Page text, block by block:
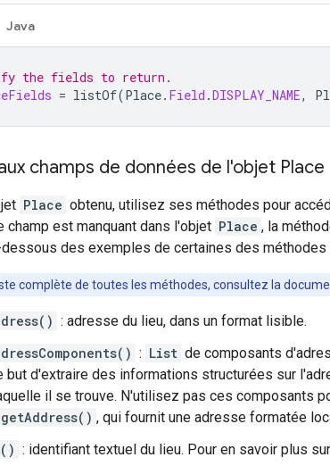
Java
the fields to return.
= listOf(Place. Field .DISPLAY_NAME,
champs de données de l'objet Place
Place obtenu, utilisez ses méthodes pour
champ est manquant dans l'objet Place , la
des exemples de certaines des
complète de toutes les méthodes, consultez la
: adresse du lieu, dans un format lisible.
: List de composants
but d'extraire des informations structurées sur
il se trouve. N'utilisez pas ces composants
getAddress() , qui fournit une adresse formatée
: identifiant textuel du lieu. Pour en savoir plus